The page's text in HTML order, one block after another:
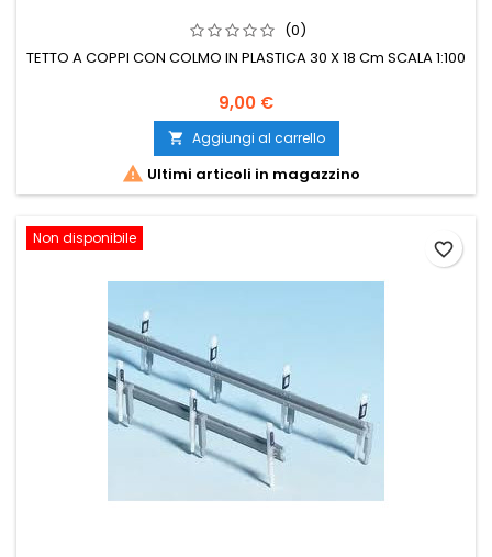
(0)
TETTO A COPPI CON COLMO IN PLASTICA 30 X 18 Cm SCALA 1:100
9,00 €
 Aggiungi al carrello
 Ultimi articoli in magazzino
Non disponibile
favorite_border